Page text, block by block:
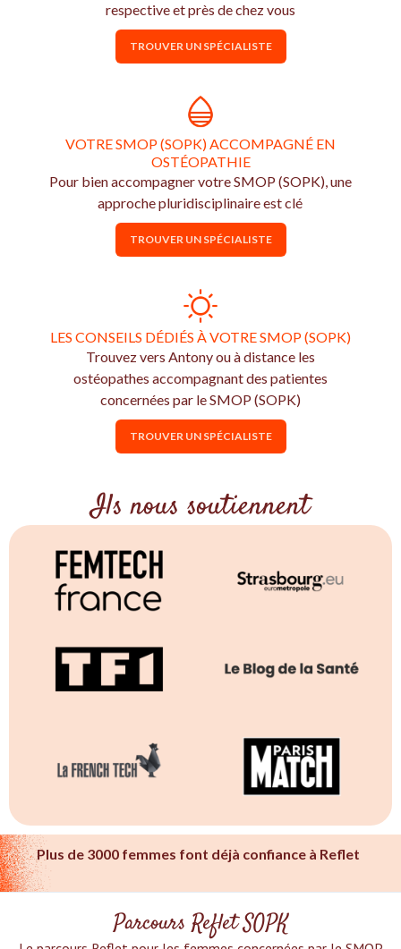
respective et près de chez vous
TROUVER UN SPÉCIALISTE
VOTRE SMOP (SOPK) ACCOMPAGNÉ EN
OSTÉOPATHIE
Pour bien accompagner votre SMOP (SOPK), une
approche pluridisciplinaire est clé
TROUVER UN SPÉCIALISTE
LES CONSEILS DÉDIÉS À VOTRE SMOP (SOPK)
Trouvez vers Antony ou à distance les
ostéopathes accompagnant des patientes
concernées par le SMOP (SOPK)
TROUVER UN SPÉCIALISTE
Ils nous soutiennent
Plus de 3000 femmes font déjà confiance à Reflet
Parcours Reflet SOPK